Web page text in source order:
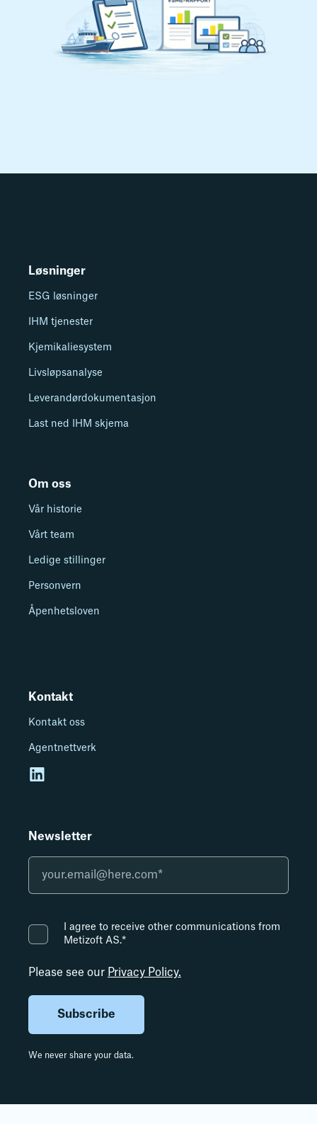
Løsninger
ESG løsninger
IHM tjenester
Kjemikaliesystem
Livsløpsanalyse
Leverandørdokumentasjon
Last ned IHM skjema
Om oss
Vår historie
Vårt team
Ledige stillinger
Personvern
Åpenhetsloven
Kontakt
Kontakt oss
Agentnettverk
Newsletter
I agree to receive other communications from
Metizoft AS.*
Please see our Privacy Policy.
We never share your data.